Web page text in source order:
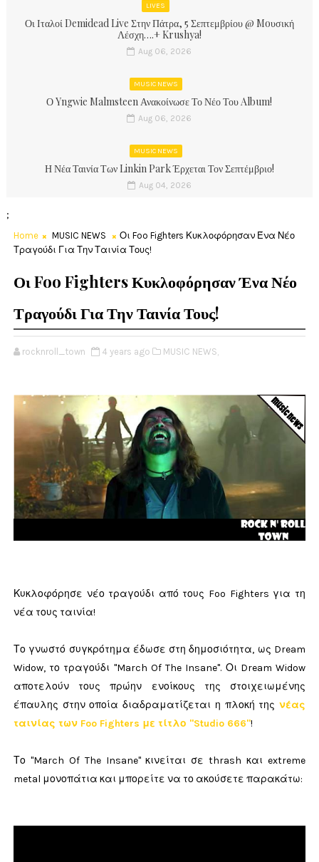
LIVES
Οι Ιταλοί Demidead Live Στην Πάτρα, 5 Σεπτεμβρίου @ Moυσική
Λέσχη….+ Krushya!
Aug 06, 2026
MUSIC NEWS
Ο Yngwie Malmsteen Ανακοίνωσε Το Νέο Του Album!
Aug 06, 2026
MUSIC NEWS
Η Νέα Ταινία Των Linkin Park Έρχεται Τον Σεπτέμβριο!
Aug 04, 2026
;
Home MUSIC NEWS
Οι Foo Fighters Κυκλοφόρησαν Ένα Νέο
Τραγούδι Για Την Ταινία Τους!
Οι Foo Fighters Κυκλοφόρησαν Ένα Νέο
Τραγούδι Για Την Ταινία Τους!
rocknroll_town 4 years ago MUSIC NEWS,
Κυκλοφόρησε νέο τραγούδι από τους Foo Fighters για τη
νέα τους ταινία!
Το γνωστό συγκρότημα έδωσε στη δημοσιότητα, ως Dream
Widow, το τραγούδι "March Of The Insane". Οι Dream Widow
αποτελούν τους πρώην ενοίκους της στοιχειωμένης
έπαυλης στην οποία διαδραματίζεται η πλοκή τηςνέας
ταινίας των Foo Fighters με τίτλο "Studio 666"!
Το "March Of The Insane" κινείται σε thrash και extreme
metal μονοπάτια και μπορείτε να το ακούσετε παρακάτω: